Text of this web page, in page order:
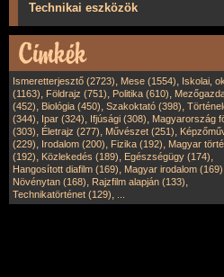
Technikai eszközök
Ismeretterjesztő (2723), Mese (1554), Iskolai,
(1163), Földrajz (751), Politika (610),
(452), Biológia (450), Szakoktató (398),
(344), Ipar (324), Ifjúsági (308), Magyarország
(303), Életrajz (277), Művészet (251),
(229), Irodalom (200), Fizika (192), Magyar
(192), Közlekedés (189), Egészségügy (174),
Hangosított diafilm (169), Magyar irodalom (169)
Növénytan (168), Rajzfilm alapján (133),
Technikatörténet (129),